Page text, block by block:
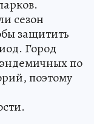
сезон
защитить
Город
по
поэтому